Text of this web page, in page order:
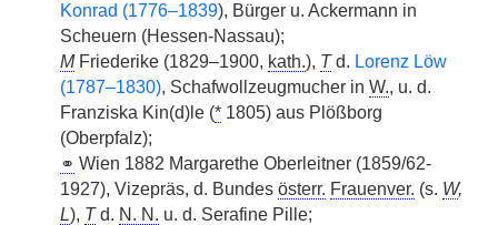
Konrad (1776–1839), Bürger u. Ackermann in
Scheuern (Hessen-Nassau);
MFriederike (1829–1900, kath.), Td. Lorenz Löw
(1787–1830), Schafwollzeugmucher in W., u. d.
Franziska Kin(d)le (* 1805) aus Plößborg
(Oberpfalz);
⚭ Wien 1882 Margarethe Oberleitner (1859/62-
1927), Vizepräs, d. Bundes österr. Frauenver. (s. W,
L), Td. N. N. u. d. Serafine Pille;